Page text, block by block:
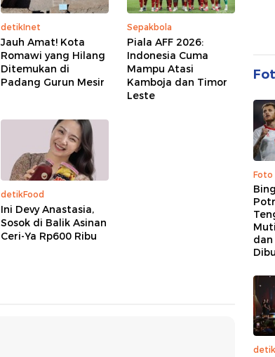
detikInet
Jauh Amat! Kota
Romawi yang Hilang
Ditemukan di
Padang Gurun Mesir
Sepakbola
Piala AFF 2026:
Indonesia Cuma
Mampu Atasi
Kamboja dan Timor
Leste
detikFood
Ini Devy Anastasia,
Sosok di Balik Asinan
Ceri-Ya Rp600 Ribu
Foto